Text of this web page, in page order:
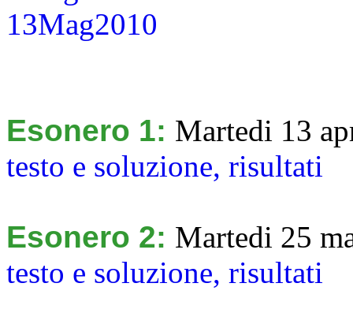
13Mag2010
Esonero 1: Martedi 13
testo e soluzione, risultati
Esonero 2: Martedi 25
testo e soluzione, risultati